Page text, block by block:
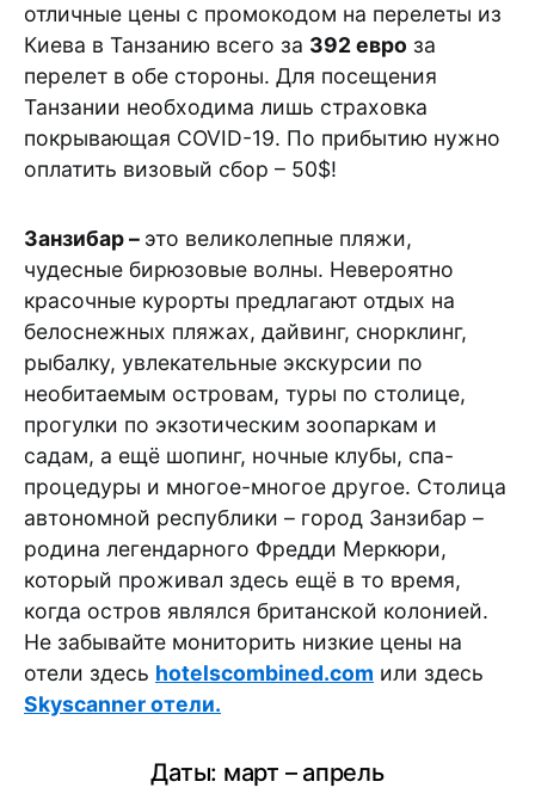
отличные цены с промокодом на перелеты из
Киева в Танзанию всего за 392 евро за
перелет в обе стороны. Для посещения
Танзании необходима лишь страховка
покрывающая COVID-19. По прибытию нужно
оплатить визовый сбор – 50$!
Занзибар – это великолепные пляжи,
чудесные бирюзовые волны. Невероятно
красочные курорты предлагают отдых на
белоснежных пляжах, дайвинг, снорклинг,
рыбалку, увлекательные экскурсии по
необитаемым островам, туры по столице,
прогулки по экзотическим зоопаркам и
садам, а ещё шопинг, ночные клубы, спа-
процедуры и многое-многое другое. Столица
автономной республики – город Занзибар –
родина легендарного Фредди Меркюри,
который проживал здесь ещё в то время,
когда остров являлся британской колонией.
Не забывайте мониторить низкие цены на
отели здесь hotelscombined.com или здесь
Skyscanner отели.
Даты: март – апрель